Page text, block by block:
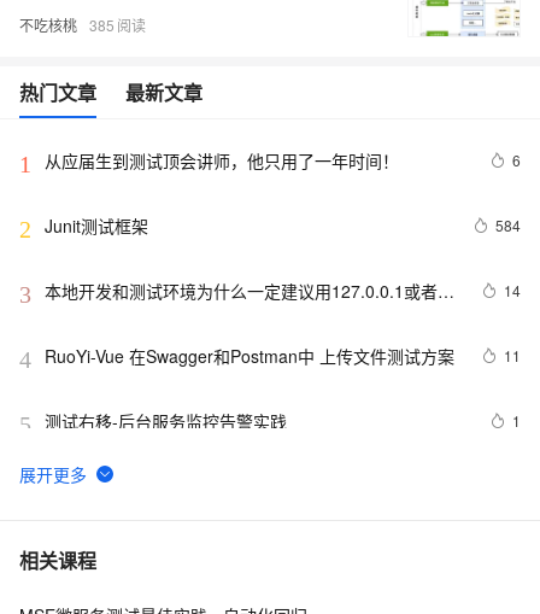
不吃核桃 385
热门文章 最新文章
1 从应届生到测试顶会讲师，他只用了一年时间！ 6
2 Junit测试框架 584
3 本地开发和测试环境为什么一定建议用127.0.0.1或者
14
4 RuoYi-Vue 在Swagger和Postman中 上传文件测试方案 11
5 测试右移-后台服务监控告警实践 1
6 征文分享｜OceanBase 3.1.2 数据库性能测试探索
7 【实测】django测试平台的各种权限管理设计解决方案！
相关课程